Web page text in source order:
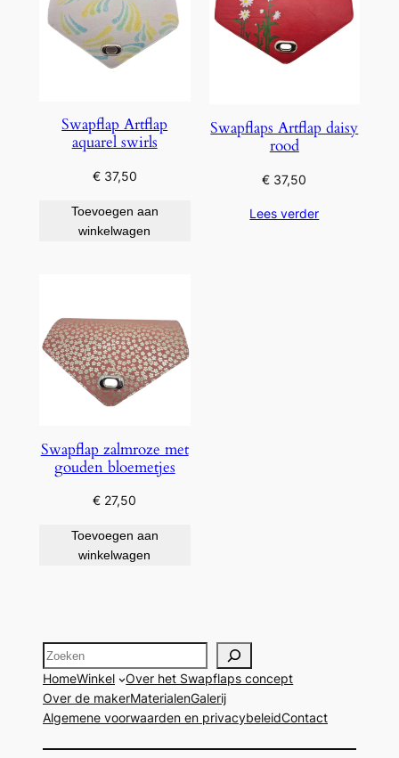
Swapflap Artflap
aquarel swirls
€37,50
Toevoegen aan
winkelwagen
Swapflaps Artflap daisy
rood
€ 37,50
Lees verder
Swapflap zalmroze met
gouden bloemetjes
€ 27,50
Toevoegen aan
winkelwagen
Zoeken
HomeWinkel
Over het Swapflaps concept
Over de makerMaterialenGalerij
Algemene voorwaarden en privacybeleidContact